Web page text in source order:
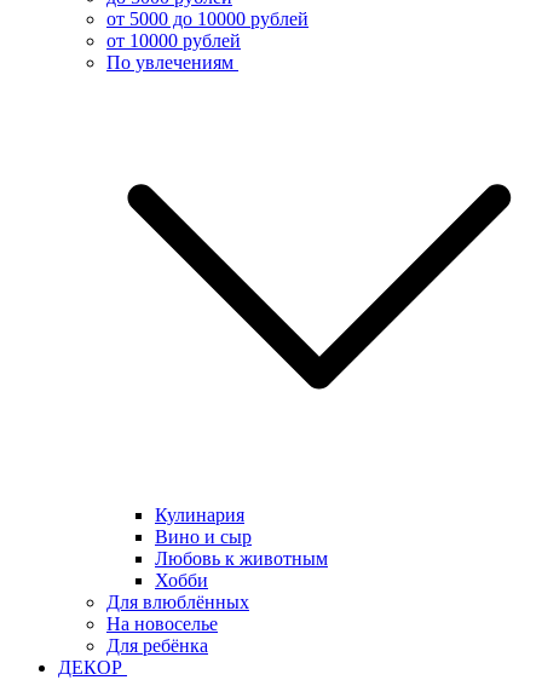
от 5000 до 10000 рублей
от 10000 рублей
По увлечениям
Кулинария
Вино и сыр
Любовь к животным
Хобби
Для влюблённых
На новоселье
Для ребёнка
ДЕКОР